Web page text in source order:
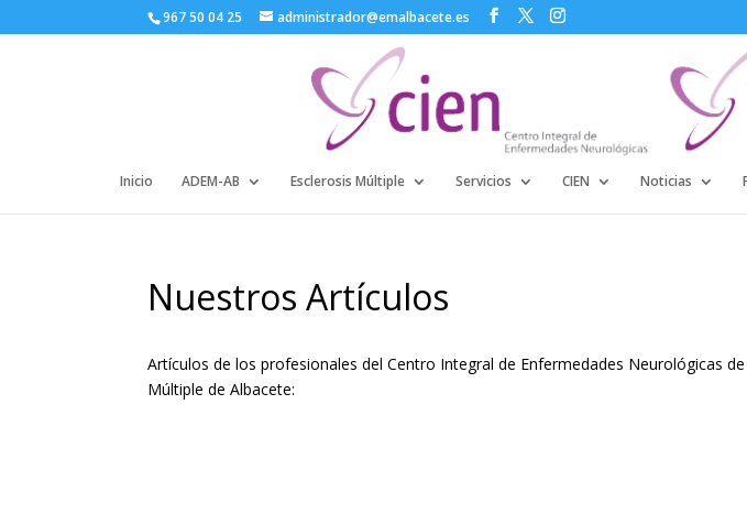
967 50 04 25 administrador@emalbacete.es
Inicio ADEM-AB Esclerosis Múltiple Servicios CIEN Noticias
Nuestros Artículos
Artículos de los profesionales del Centro Integral de Enfermedades Neurológicas
Múltiple de Albacete: